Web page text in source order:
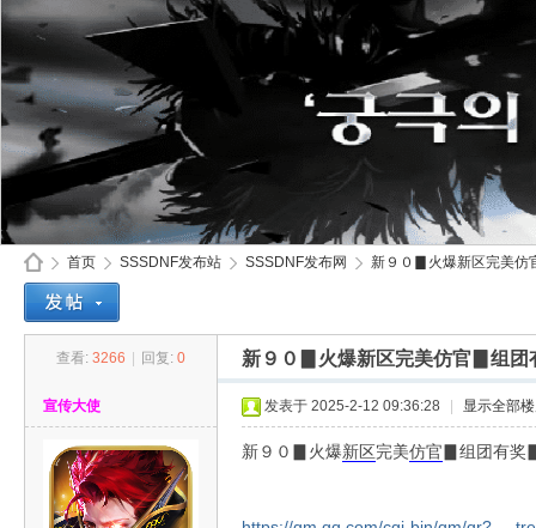
首页
›
SSSDNF发布站 SSSDNF发布网
›
新９０▊火爆新区完美
查看: 3266 回复: 0 新９０▊火爆新区完美仿官▊组
宣传大使 发表于 2025-2-12 09:36:28 显示全部
新９０▊火爆新区完美仿官▊组团有